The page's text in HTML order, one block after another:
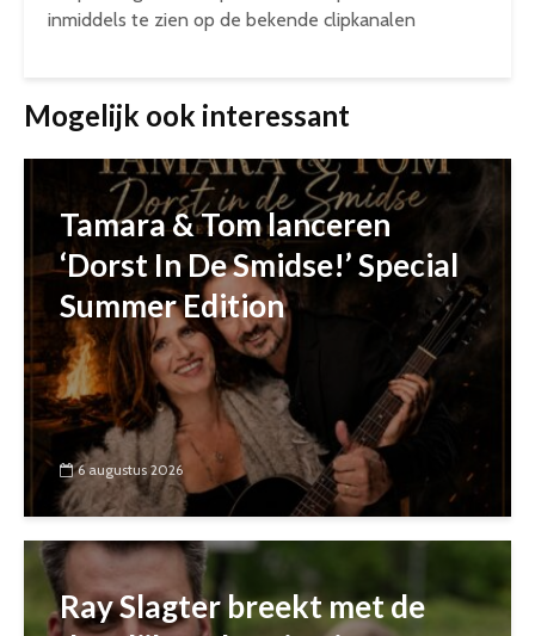
inmiddels te zien op de bekende clipkanalen
Mogelijk ook interessant
Tamara & Tom lanceren
‘Dorst In De Smidse!’ Special
Summer Edition
6 augustus 2026
Ray Slagter breekt met de